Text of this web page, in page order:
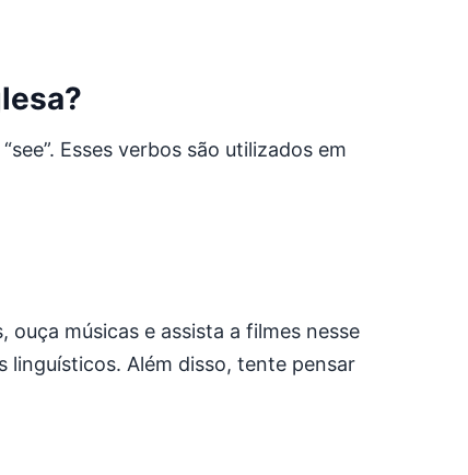
“see”. Esses verbos são utilizados em
músicas e assista a filmes nesse
linguísticos. Além disso, tente pensar